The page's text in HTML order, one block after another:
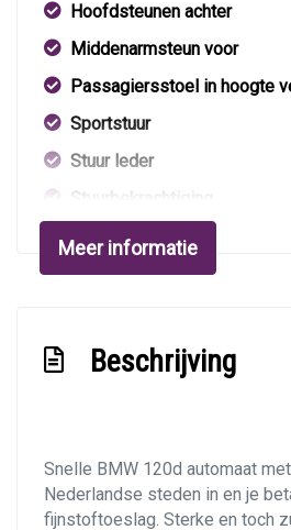
Hoofdsteunen achter
Middenarmsteun voor
Passagiersstoel in hoogte
Sportstuur
Stuur leder
Stuurbekrachtiging
Verstelbare stuurkolom
Exterieur
Buitenspiegels in
Centr. deurvergr. met a.b. en
Getint glas
Meer informatie
Beschrijving
Snelle BMW 120d automaat
Nederlandse steden in en je
fijnstoftoeslag. Sterke en toch